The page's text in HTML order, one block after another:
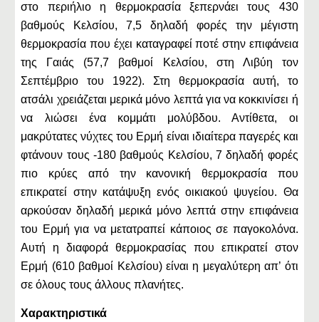
στο περιήλιο η θερμοκρασία ξεπερνάει τους 430
βαθμούς Κελσίου, 7,5 δηλαδή φορές την μέγιστη
θερμοκρασία που έχει καταγραφεί ποτέ στην επιφάνεια
της Γαιάς (57,7 βαθμοί Κελσίου, στη Λιβύη τον
Σεπτέμβριο του 1922). Στη θερμοκρασία αυτή, το
ατσάλι χρειάζεται μερικά μόνο λεπτά για να κοκκινίσει ή
να λιώσει ένα κομμάτι μολύβδου. Αντίθετα, οι
μακρύτατες νύχτες του Ερμή είναι ιδιαίτερα παγερές και
φτάνουν τους -180 βαθμούς Κελσίου, 7 δηλαδή φορές
πιο κρύες από την κανονική θερμοκρασία που
επικρατεί στην κατάψυξη ενός οικιακού ψυγείου. Θα
αρκούσαν δηλαδή μερικά μόνο λεπτά στην επιφάνεια
του Ερμή για να μετατραπεί κάποιος σε παγοκολόνα.
Αυτή η διαφορά θερμοκρασίας που επικρατεί στον
Ερμή (610 βαθμοί Κελσίου) είναι η μεγαλύτερη απ’ ότι
σε όλους τους άλλους πλανήτες.
Χαρακτηριστικά